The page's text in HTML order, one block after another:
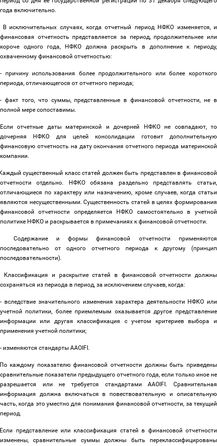
года включительно.
В исключительных случаях, когда отчетный период НФКО изменяется, и
финансовая отчетность представляется за период, продолжительнее или
короче одного года, НФКО должна раскрыть в дополнение к периоду,
охваченному финансовой отчетностью:
- причину использования более продолжительного или более короткого
периода, отличающегося от отчетного периода;
- факт того, что суммы, представленные в финансовой отчетности, не в
полной мере сопоставимы.
Если отчетные даты материнской и дочерней НФКО не совпадают, то
дочерняя НФКО для целей консолидации готовит дополнительную
финансовую отчетность на дату окончания отчетного периода материнской
компании.
существенный класс статей должен быть представлен в финансовой
отчетности отдельно. НФКО обязана раздельно представлять статьи,
отличающиеся по характеру или назначению, кроме случаев, когда статьи
являются несущественными. Существенность статей в целях формирования
финансовой отчетности определяется НФКО самостоятельно в учетной
политике НФКО и раскрывается в примечаниях к финансовой отчетности.
Содержание и формы финансовой отчетности применяются
последовательно от одного отчетного периода к другому (принцип
последовательности).
Классификация и раскрытие статей в финансовой отчетности должны
сохраняться из периода в период, за исключением случаев, когда:
- вследствие значительного изменения характера деятельности НФКО или
учетной политики, более приемлемым оказывается другое представление
информации или другая классификация с учетом критериев выбора и
применения учетной политики;
- изменяются стандарты AAOIFI.
каждому показателю финансовой отчетности должны быть приведены
сравнительные показатели предыдущего отчетного года, если только иное не
разрешается или не требуется стандартами AAOIFI. Сравнительная
информация должна включаться в повествовательную и описательную
часть, когда это уместно для понимания финансовой отчетности, за текущий
период.
Если представление или классификация статей в финансовой отчетности
изменены, сравнительные суммы должны быть переклассифицированы